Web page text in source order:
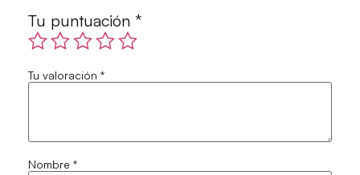
Tu puntuación *
Tu valoración *
Nombre *